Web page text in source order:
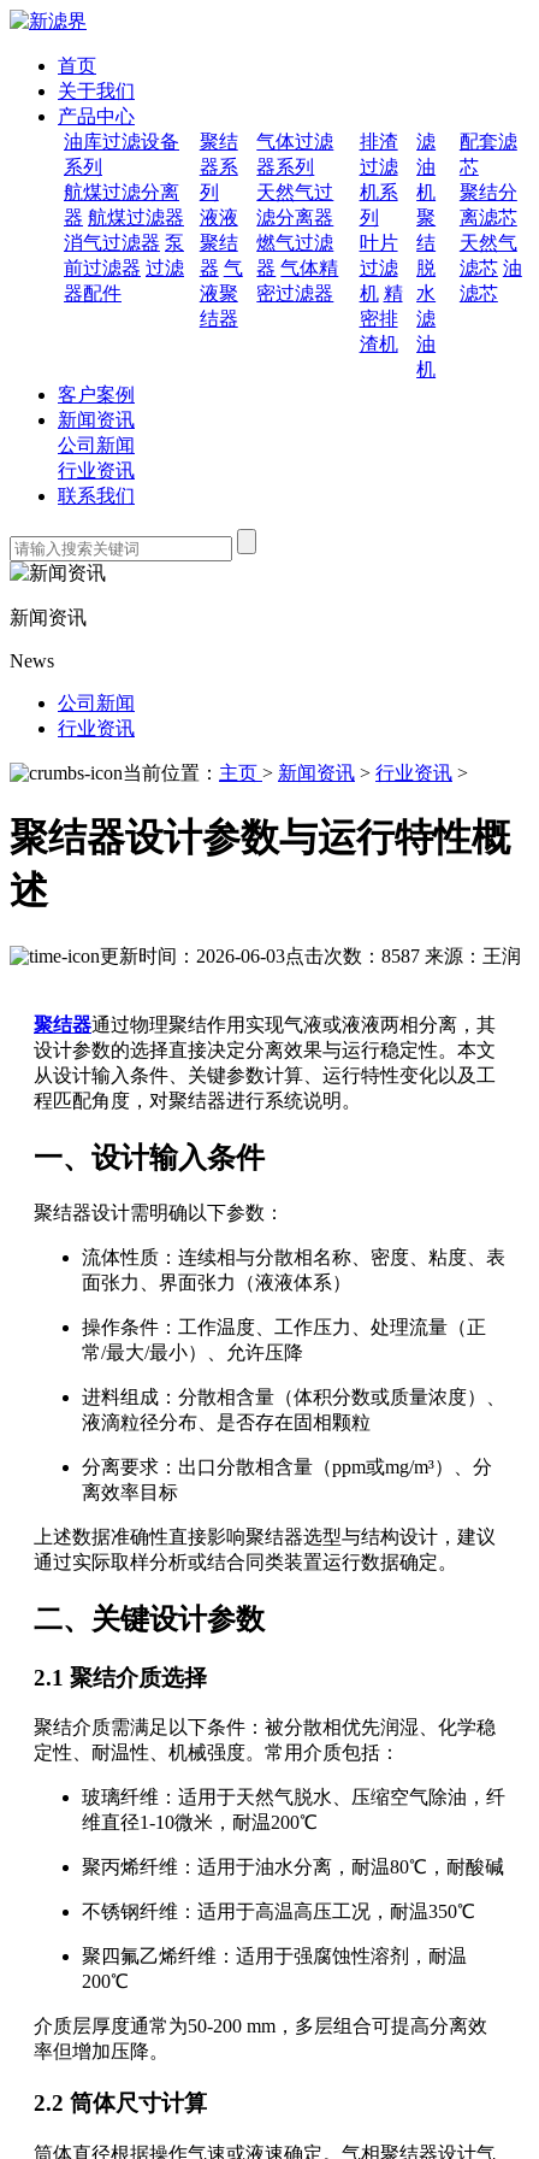
首页
关于我们
产品中心
油库过滤设备
系列
航煤过滤分离
器 航煤过滤器
消气过滤器 泵
前过滤器 过滤
器配件
聚结
器系
列
液液
聚结
器 气
液聚
结器
气体过滤
器系列
天然气过
滤分离器
燃气过滤
器 气体精
密过滤器
排渣
过滤
机系
列
叶片
过滤
机 精
密排
渣机
滤
油
机
聚
结
脱
水
滤
油
机
配套滤
芯
聚结分
离滤芯
天然气
滤芯 油
滤芯
客户案例
新闻资讯
公司新闻
行业资讯
联系我们
新闻资讯
News
公司新闻
行业资讯
当前位置： 主页 > 新闻资讯 > 行业资讯 >
聚结器设计参数与运行特性概
述
更新时间：2026-06-03点击次数：8587 来源：王润
聚结器通过物理聚结作用实现气液或液液两相分离，其
设计参数的选择直接决定分离效果与运行稳定性。本文
从设计输入条件、关键参数计算、运行特性变化以及工
程匹配角度，对聚结器进行系统说明。
一、设计输入条件
聚结器设计需明确以下参数：
流体性质：连续相与分散相名称、密度、粘度、表
面张力、界面张力（液液体系）
操作条件：工作温度、工作压力、处理流量（正
常/最大/最小）、允许压降
进料组成：分散相含量（体积分数或质量浓度）、
液滴粒径分布、是否存在固相颗粒
分离要求：出口分散相含量（ppm或mg/m³）、分
离效率目标
上述数据准确性直接影响聚结器选型与结构设计，建议
通过实际取样分析或结合同类装置运行数据确定。
二、关键设计参数
2.1 聚结介质选择
聚结介质需满足以下条件：被分散相优先润湿、化学稳
定性、耐温性、机械强度。常用介质包括：
玻璃纤维：适用于天然气脱水、压缩空气除油，纤
维直径1-10微米，耐温200℃
聚丙烯纤维：适用于油水分离，耐温80℃，耐酸碱
不锈钢纤维：适用于高温高压工况，耐温350℃
聚四氟乙烯纤维：适用于强腐蚀性溶剂，耐温
200℃
介质层厚度通常为50-200 mm，多层组合可提高分离效
率但增加压降。
2.2 筒体尺寸计算
筒体直径根据操作气速或液速确定。气相聚结器设计气